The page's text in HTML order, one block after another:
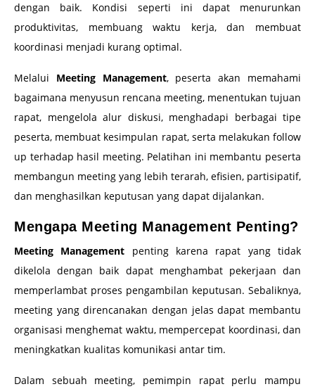
dengan baik. Kondisi seperti ini dapat menurunkan
produktivitas, membuang waktu kerja, dan membuat
koordinasi menjadi kurang optimal.
Melalui Meeting Management, peserta akan memahami
bagaimana menyusun rencana meeting, menentukan tujuan
rapat, mengelola alur diskusi, menghadapi berbagai tipe
peserta, membuat kesimpulan rapat, serta melakukan follow
up terhadap hasil meeting. Pelatihan ini membantu peserta
membangun meeting yang lebih terarah, efisien, partisipatif,
dan menghasilkan keputusan yang dapat dijalankan.
Mengapa Meeting Management Penting?
Meeting Management penting karena rapat yang tidak
dikelola dengan baik dapat menghambat pekerjaan dan
memperlambat proses pengambilan keputusan. Sebaliknya,
meeting yang direncanakan dengan jelas dapat membantu
organisasi menghemat waktu, mempercepat koordinasi, dan
meningkatkan kualitas komunikasi antar tim.
Dalam sebuah meeting, pemimpin rapat perlu mampu